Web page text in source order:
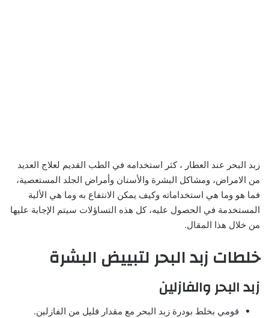
زبد البحر عند العطار ، كثر استخدامه في الطب القديم لعلاج العديد
من الامراض، ومشاكل البشرة والأسنان وأمراض الجلد المستعصية،
فما هو وما هي استخداماته وكيف يمكن الانتفاع به وما هي الألية
المستخدمة في الحصول عليه، كل هذه التساؤلات سيتم الإجابة عليها
من خلال هذا المقال.
خلطات زبد البحر لتبييض البشرة
زبد البحر والفازلين
قومي بخلط بودرة زبد البحر مع مقدار قليل من الفازلين.